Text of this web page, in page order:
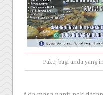
Pakej bagi anda yang